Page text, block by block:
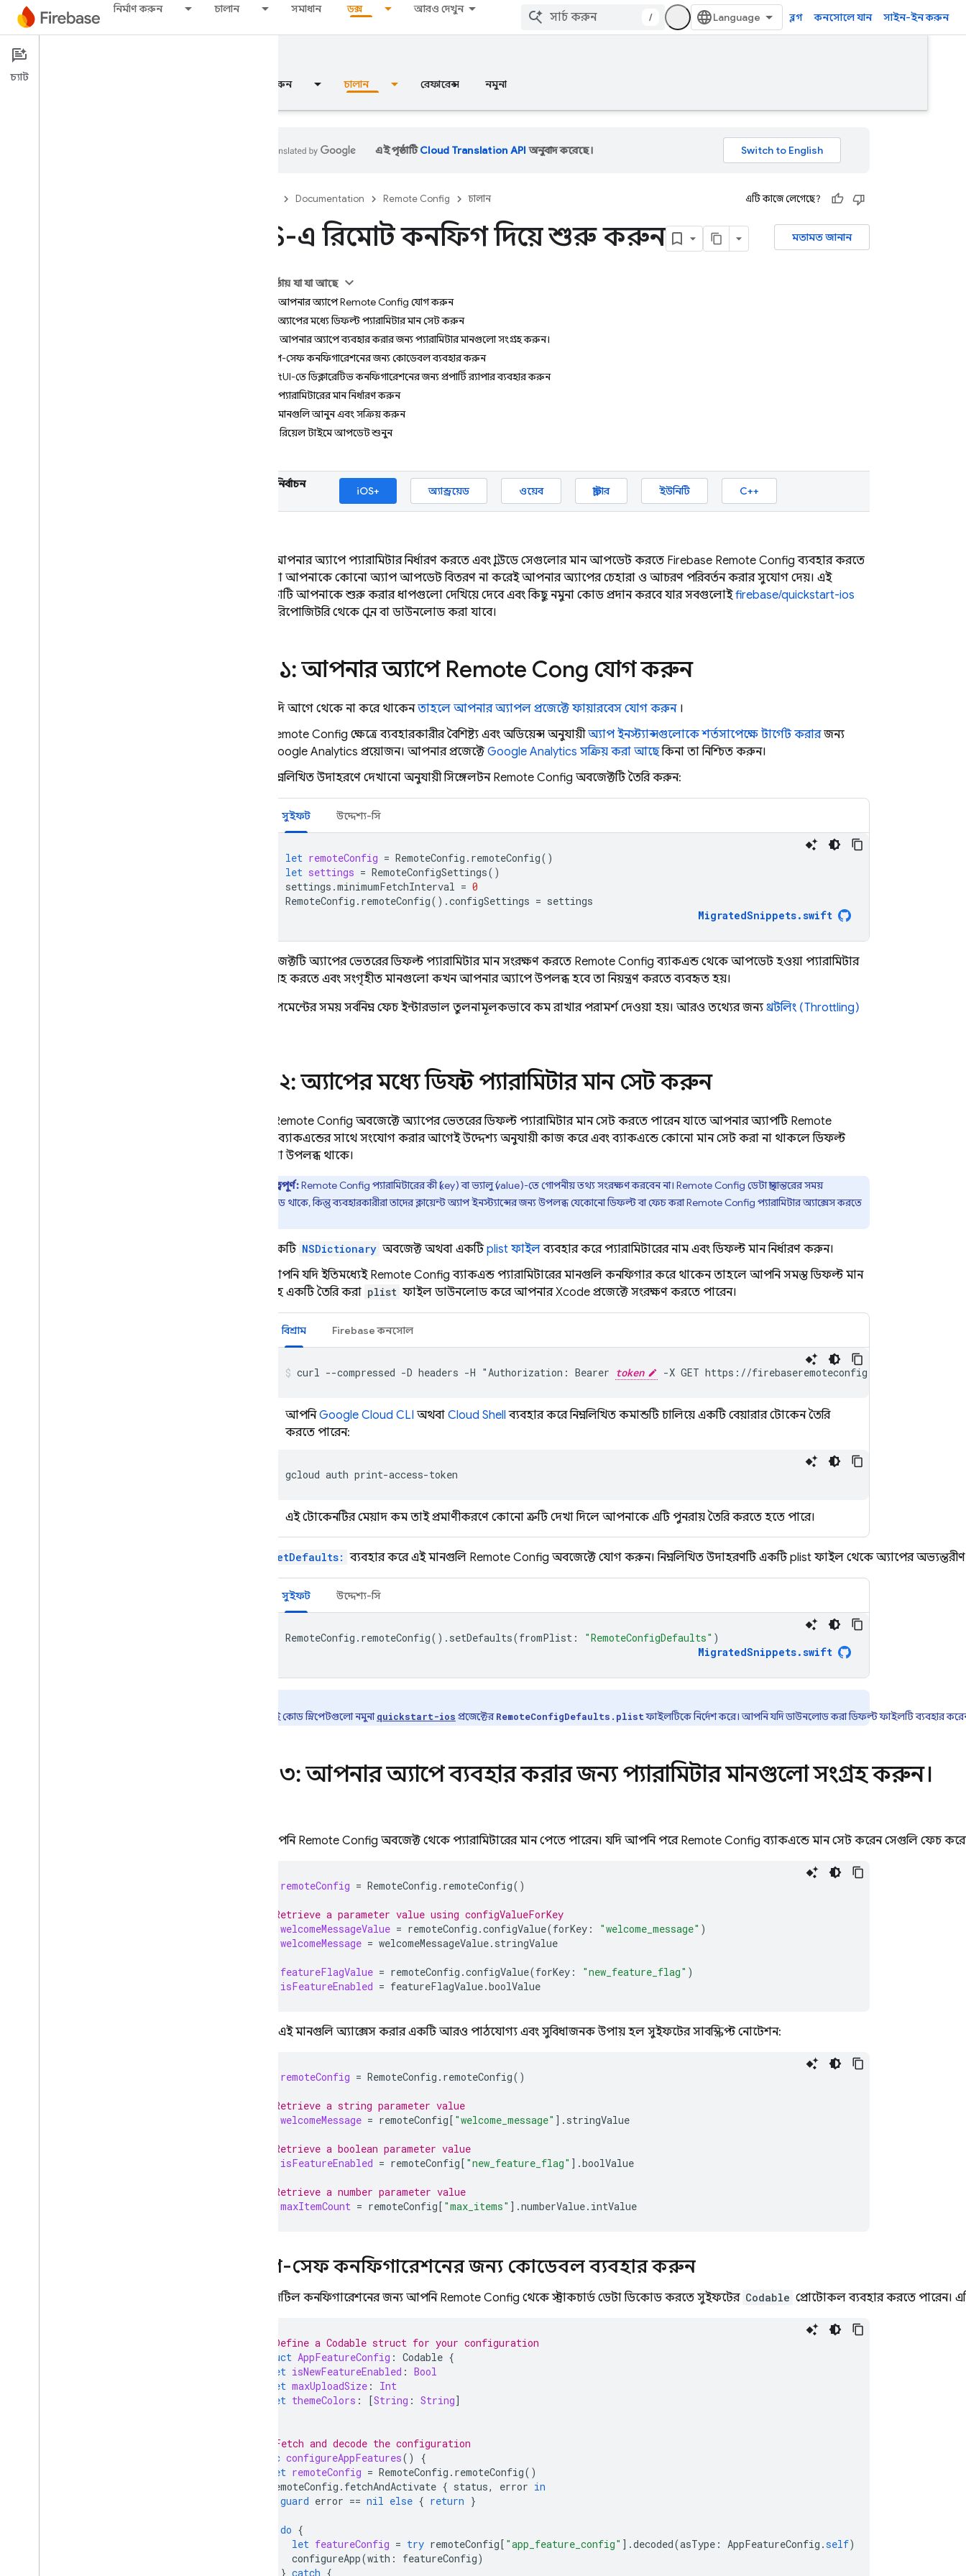
নির্মাণ করুন চালান সমাধান ডক্স আরও দেখুন
/ ব্লগ কনসোলে যান সাইন-ইন করুন
Documentation
ওভারভিউ নির্মাণ করুন চালান রেফারেন্স নমুনা
এই পৃষ্ঠাটিCloud Translation API অনুবাদ করেছে।
Documentation Remote Config চালান এটি কাজে লেগেছে?
মতামত জানান
OS-এ রিমোট কনফিগ দিয়ে শুরু করুন
এই পৃষ্ঠায় যা যা আছে
ধাপ ১: আপনার অ্যাপে Remote Config যোগ করুন
ধাপ ২: অ্যাপের মধ্যে ডিফল্ট প্যারামিটার মান সেট করুন
ধাপ ৩: আপনার অ্যাপে ব্যবহার করার জন্য প্যারামিটার মানগুলো সংগ্রহ করুন।
টাইপ-সেফ কনফিগারেশনের জন্য কোডেবল ব্যবহার করুন
SwiftUI-তে ডিক্লারেটিভ কনফিগারেশনের জন্য প্রপার্টি র‍্যাপার ব্যবহার করুন
ধাপ ৪: প্যারামিটারের মান নির্ধারণ করুন
ধাপ ৫: মানগুলি আনুন এবং সক্রিয় করুন
ধাপ ৬: রিয়েল টাইমে আপডেট শুনুন
প্ল্যাটফর্ম নির্বাচন
iOS+ অ্যান্ড্রয়েড ওয়েব ফ্লাটার ইউনিটি C++
আপনি আপনার অ্যাপে প্যারামিটার নির্ধারণ করতে এবং ক্লাউডে সেগুলোর মান আপডেট করতে Firebase Remote Config ব্যবহার করতে
পারেন, যা আপনাকে কোনো অ্যাপ আপডেট বিতরণ না করেই আপনার অ্যাপের চেহারা ও আচরণ পরিবর্তন করার সুযোগ দেয়। এই
নির্দেশিকাটি আপনাকে শুরু করার ধাপগুলো দেখিয়ে দেবে এবং কিছু নমুনা কোড প্রদান করবে, যার সবগুলোইfirebase/quickstart-ios
গিটহাব রিপোজিটরি থেকে ক্লোন বা ডাউনলোড করা যাবে।
ধাপ ১: আপনার অ্যাপে Remote Config যোগ করুন
যদি আগে থেকে না করে থাকেন,তাহলে আপনার অ্যাপল প্রজেক্টে ফায়ারবেস যোগ করুন।
Remote Config ক্ষেত্রে, ব্যবহারকারীর বৈশিষ্ট্য এবং অডিয়েন্স অনুযায়ীঅ্যাপ ইনস্ট্যান্সগুলোকে শর্তসাপেক্ষে টার্গেট করারজন্য
Google Analytics প্রয়োজন। আপনার প্রজেক্টে Google Analytics সক্রিয় করা আছেকিনা, তা নিশ্চিত করুন।
নিম্নলিখিত উদাহরণে দেখানো অনুযায়ী সিঙ্গেলটন Remote Config অবজেক্টটি তৈরি করুন:
সুইফট উদ্দেশ্য-সি
let remoteConfig = RemoteConfig . remoteConfig()
let settings = RemoteConfigSettings()
settings .minimumFetchInterval = 0
RemoteConfig . remoteConfig().configSettings = settings
MigratedSnippets.swift
এই অবজেক্টটি অ্যাপের ভেতরের ডিফল্ট প্যারামিটার মান সংরক্ষণ করতে, Remote Config ব্যাকএন্ড থেকে আপডেট হওয়া প্যারামিটার
মান সংগ্রহ করতে এবং সংগৃহীত মানগুলো কখন আপনার অ্যাপে উপলব্ধ হবে তা নিয়ন্ত্রণ করতে ব্যবহৃত হয়।
ডেভেলপমেন্টের সময়, সর্বনিম্ন ফেচ ইন্টারভাল তুলনামূলকভাবে কম রাখার পরামর্শ দেওয়া হয়। আরও তথ্যের জন্য থ্রটলিং (Throttling)
ধাপ ২: অ্যাপের মধ্যে ডিফল্ট প্যারামিটার মান সেট করুন
Remote Config অবজেক্টে অ্যাপের ভেতরের ডিফল্ট প্যারামিটার মান সেট করতে পারেন, যাতে আপনার অ্যাপটি Remote
ব্যাকএন্ডের সাথে সংযোগ করার আগেই উদ্দেশ্য অনুযায়ী কাজ করে এবং ব্যাকএন্ডে কোনো মান সেট করা না থাকলে ডিফল্ট
মানগুলো উপলব্ধ থাকে।
গুরুত্বপূর্ণ:Remote Config প্যারামিটারের কী (key) বা ভ্যালু (value)-তে গোপনীয় তথ্য সংরক্ষণ করবেন না। Remote Config ডেটা স্থানান্তরের সময়
এনক্রিপ্টেড থাকে, কিন্তু ব্যবহারকারীরা তাদের ক্লায়েন্ট অ্যাপ ইনস্ট্যান্সের জন্য উপলব্ধ যেকোনো ডিফল্ট বা ফেচ করাRemote Config প্যারামিটার অ্যাক্সেস করতে
একটি NSDictionary অবজেক্ট অথবা একটিplist ফাইলব্যবহার করে প্যারামিটারের নাম এবং ডিফল্ট মান নির্ধারণ করুন।
আপনি যদি ইতিমধ্যেই Remote Config ব্যাকএন্ড প্যারামিটারের মানগুলি কনফিগার করে থাকেন, তাহলে আপনি সমস্ত ডিফল্ট মান
সহ একটি তৈরি করা plist ফাইল ডাউনলোড করে আপনার Xcode প্রজেক্টে সংরক্ষণ করতে পারেন।
বিশ্রাম Firebaseকনসোল
curl --compressed -D headers -H "Authorization: Bearer token -X GET https://
আপনিGoogle Cloud CLI অথবা Cloud Shell ব্যবহার করে নিম্নলিখিত কমান্ডটি চালিয়ে একটি বেয়ারার টোকেন তৈরি
করতে পারেন:
gcloud auth
এই টোকেনটির মেয়াদ কম, তাই প্রমাণীকরণে কোনো ত্রুটি দেখা দিলে আপনাকে এটি পুনরায় তৈরি করতে হতে পারে।
setDefaults: ব্যবহার করে এই মানগুলি Remote Config অবজেক্টে যোগ করুন। নিম্নলিখিত উদাহরণটি একটি plist ফাইল থেকে অ্যাপের
সুইফট উদ্দেশ্য-সি
RemoteConfig . remoteConfig(). setDefaults(fromPlist : "RemoteConfigDefaults" )
MigratedSnippets.swift
এই কোড স্নিপেটগুলো নমুনাquickstart-ios প্রজেক্টেরRemoteConfigDefaults.plistফাইলটিকে নির্দেশ করে। আপনি যদি ডাউনলোড করা ডিফল্ট ফাইলটি ব্যবহার
ধাপ ৩: আপনার অ্যাপে ব্যবহার করার জন্য প্যারামিটার মানগুলো সংগ্রহ করুন।
এখন আপনি Remote Config অবজেক্ট থেকে প্যারামিটারের মান পেতে পারেন। যদি আপনি পরে Remote Config ব্যাকএন্ডে মান সেট করেন, সেগুলি ফেচ
remoteConfig = RemoteConfig . remoteConfig()
// Retrieve a parameter value using configValueForKey
welcomeMessageValue = remoteConfig .configValue(forKey : "welcome_message" )
welcomeMessage = welcomeMessageValue. stringValue
featureFlagValue = remoteConfig .configValue(forKey : "new_feature_flag" )
isFeatureEnabled = featureFlagValue.boolValue
সুইফটে এই মানগুলি অ্যাক্সেস করার একটি আরও পাঠযোগ্য এবং সুবিধাজনক উপায় হল সুইফটের সাবস্ক্রিপ্ট নোটেশন:
remoteConfig = RemoteConfig . remoteConfig()
// Retrieve a string parameter value
welcomeMessage = remoteConfig[ "welcome_message" ]. stringValue
// Retrieve a boolean parameter value
isFeatureEnabled = remoteConfig[ "new_feature_flag" ].boolValue
// Retrieve a number parameter value
maxItemCount = remoteConfig[ "max_items" ].numberValue. intValue
টাইপ-সেফ কনফিগারেশনের জন্য কোডেবল ব্যবহার করুন
আরও জটিল কনফিগারেশনের জন্য, আপনি Remote Config থেকে স্ট্রাকচার্ড ডেটা ডিকোড করতে সুইফটের Codable প্রোটোকল ব্যবহার করতে পারেন।
// Define a Codable struct for your configuration
struct AppFeatureConfig : Codable {
let isNewFeatureEnabled : Bool
let maxUploadSize :
Int
let themeColors : [String : String]
// Fetch and decode the configuration
func configureAppFeatures()
{
let remoteConfig = RemoteConfig . remoteConfig()
remoteConfig . fetchAndActivate { status, error in
guard error == nil else { return }
do {
let featureConfig = try remoteConfig[ "app_feature_config" ].decoded(asType : AppFeatureConfig .self)
configureApp(with : featureConfig)
} catch {
চ্যাট